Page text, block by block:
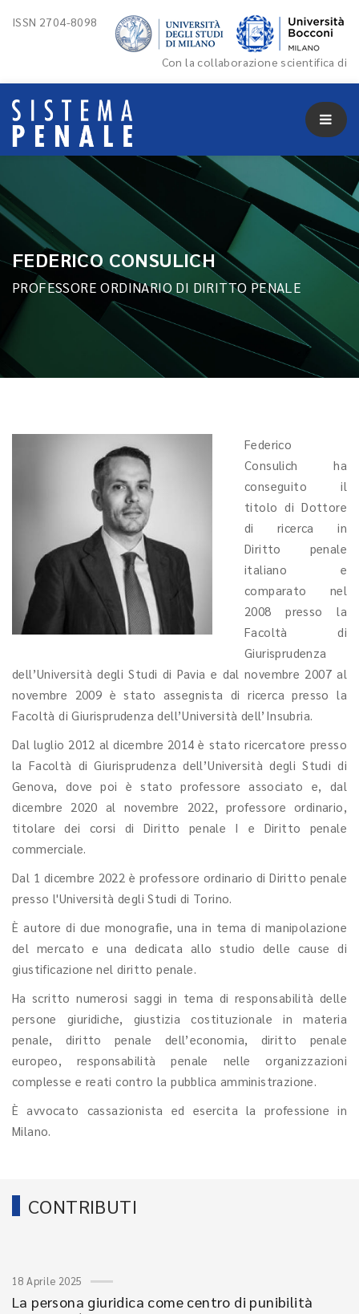
ISSN 2704-8098
Con la collaborazione scientifica di
FEDERICO CONSULICH
PROFESSORE ORDINARIO DI DIRITTO PENALE
Federico
Consulich ha
conseguito il
titolo di Dottore
di ricerca in
Diritto penale
italiano e
comparato nel
2008 presso la
Facoltà di
Giurisprudenza
dell’Università degli Studi di Pavia e dal novembre 2007 al
novembre 2009 è stato assegnista di ricerca presso la
Facoltà di Giurisprudenza dell’Università dell’Insubria.
Dal luglio 2012 al dicembre 2014 è stato ricercatore presso
la Facoltà di Giurisprudenza dell’Università degli Studi di
Genova, dove poi è stato professore associato e, dal
dicembre 2020 al novembre 2022, professore ordinario,
titolare dei corsi di Diritto penale I e Diritto penale
commerciale.
Dal 1 dicembre 2022 è professore ordinario di Diritto penale
presso l'Università degli Studi di Torino.
È autore di due monografie, una in tema di manipolazione
del mercato e una dedicata allo studio delle cause di
giustificazione nel diritto penale.
Ha scritto numerosi saggi in tema di responsabilità delle
persone giuridiche, giustizia costituzionale in materia
penale, diritto penale dell’economia, diritto penale
europeo, responsabilità penale nelle organizzazioni
complesse e reati contro la pubblica amministrazione.
È avvocato cassazionista ed esercita la professione in
Milano.
CONTRIBUTI
18 Aprile 2025
La persona giuridica come centro di punibilità